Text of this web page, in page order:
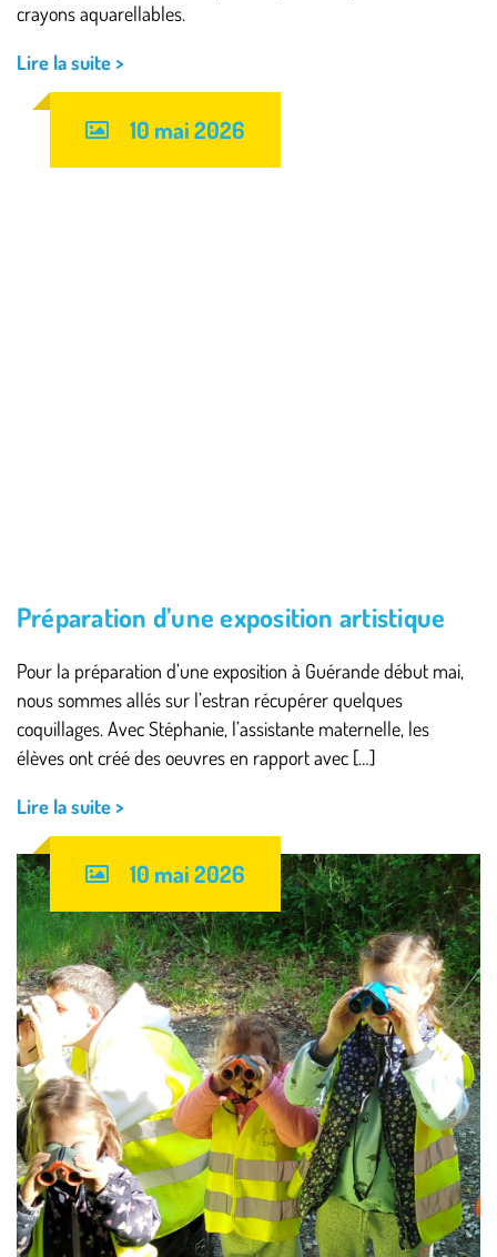
crayons aquarellables.
Lire la suite >
10 mai 2026
Préparation d’une exposition artistique
Pour la préparation d’une exposition à Guérande début mai,
nous sommes allés sur l’estran récupérer quelques
coquillages. Avec Stéphanie, l’assistante maternelle, les
élèves ont créé des oeuvres en rapport avec […]
Lire la suite >
10 mai 2026